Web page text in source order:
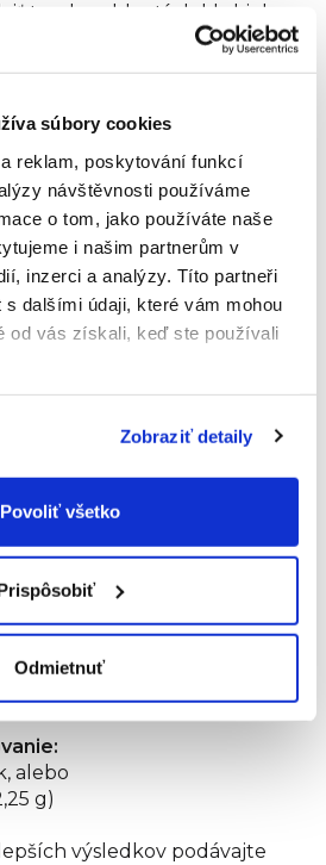
súbory cookies
reklam, poskytování funkcí
návštěvnosti používáme
o tom, jako používáte naše
i našim partnerům v
inzerci a analýzy. Títo partneři
dalšími údaji, které vám mohou
od vás získali, keď ste používali
Zobraziť detaily
Povoliť všetko
Odmietnuť
tvorbu chlpatých klubiek
pokožky a srsti
jedla a celkovú vitalitu
zloženie podložené
ktoré mačky milujú.
– iba zložky, ktoré dávajú
účel.
extrakt z jačmenného
z kvasiniek (Saccharomyces
koreň čakanky) 4,7 %,
konzervanty.
praktickom,
balení.
alebo
g)
výsledkov podávajte